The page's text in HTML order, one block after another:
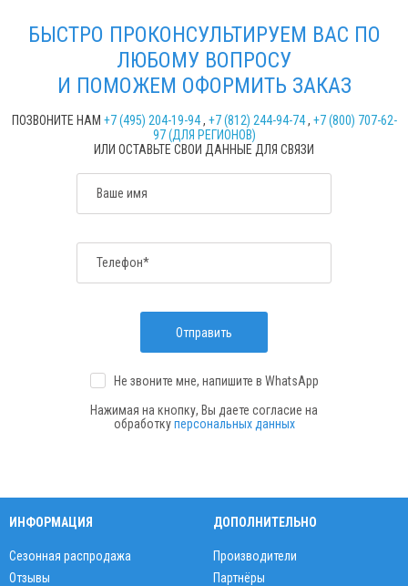
БЫСТРО ПРОКОНСУЛЬТИРУЕМ ВАС ПО
ЛЮБОМУ ВОПРОСУ
И ПОМОЖЕМ ОФОРМИТЬ ЗАКАЗ
ПОЗВОНИТЕ НАМ +7 (495) 204-19-94, +7 (812) 244-94-74, +7 (800) 707-62-
97 (ДЛЯ РЕГИОНОВ)
ИЛИ ОСТАВЬТЕ СВОИ ДАННЫЕ ДЛЯ СВЯЗИ
Ваше имя
Телефон*
Отправить
Не звоните мне, напишите в WhatsApp
Нажимая на кнопку, Вы даете согласие на
обработкуперсональных данных
ИНФОРМАЦИЯ
Сезонная распродажа
Отзывы
ДОПОЛНИТЕЛЬНО
Производители
Партнёры